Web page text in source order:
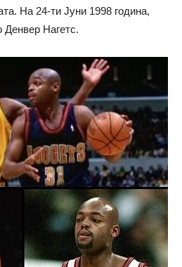
На 24-ти Јуни 1998 година,
Денвер Нагетс.